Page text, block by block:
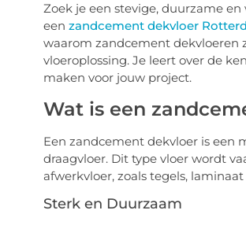
Zoek je een stevige, duurzame
een zandcement dekvloer
waarom zandcement dekvloeren
vloeroplossing. Je leert over de
maken voor jouw project.
Wat is een
Een zandcement dekvloer is een
draagvloer. Dit type vloer wordt
afwerkvloer, zoals tegels,
Sterk en Duurzaam